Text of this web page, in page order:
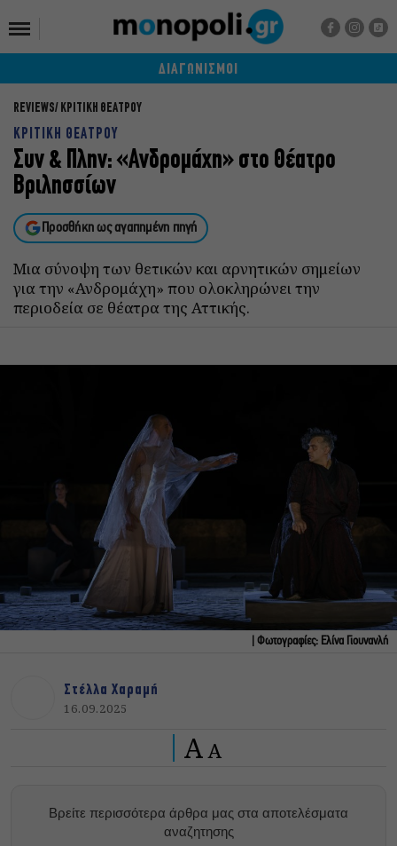
ΔΙΑΓΩΝΙΣΜΟΙ
REVIEWS ΚΡΙΤΙΚΗ ΘΕΑΤΡΟΥ
ΚΡΙΤΙΚΗ ΘΕΑΤΡΟΥ
Συν & Πλην: «Ανδρομάχη» στο Θέατρο
Βριλησσίων
Προσθήκη ως αγαπημένη πηγή
Μια σύνοψη των θετικών και αρνητικών σημείων
για την «Ανδρομάχη» που ολοκληρώνει την
περιοδεία σε θέατρα της Αττικής.
| Φωτογραφίες: Ελίνα Γιουνανλή
Στέλλα Χαραμή
16.09.2025
A A
Βρείτε περισσότερα άρθρα μας στα αποτελέσματα
αναζητησης